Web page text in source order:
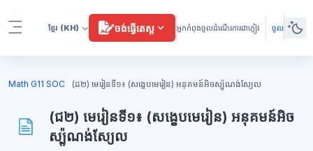
ខ្មែរ (KH) ចង់ធ្វើតេស្ត អ្នកកំពុងចូលដំណើរការជាភ្ញៀវ ចូល
Math G11 SOC (ជ២) មេរៀនទី១៖ (សង្ខេបមេរៀន) អនុគមន៍អិចស្ប៉ូណង់ស្យែល
(ជ២) មេរៀនទី១៖ (សង្ខេបមេរៀន) អនុគមន៍អិច
ស្ប៉ូណង់ស្យែល